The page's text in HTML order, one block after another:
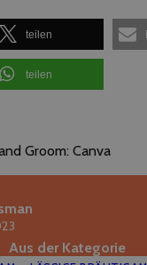
teilen
teilen
Groom: Canva
Aus der Kategorie